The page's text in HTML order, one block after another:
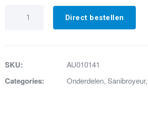
Afvoersifon
Direct bestellen
SKU: AU010141
Categories: Onderdelen, Sanibroyeur,